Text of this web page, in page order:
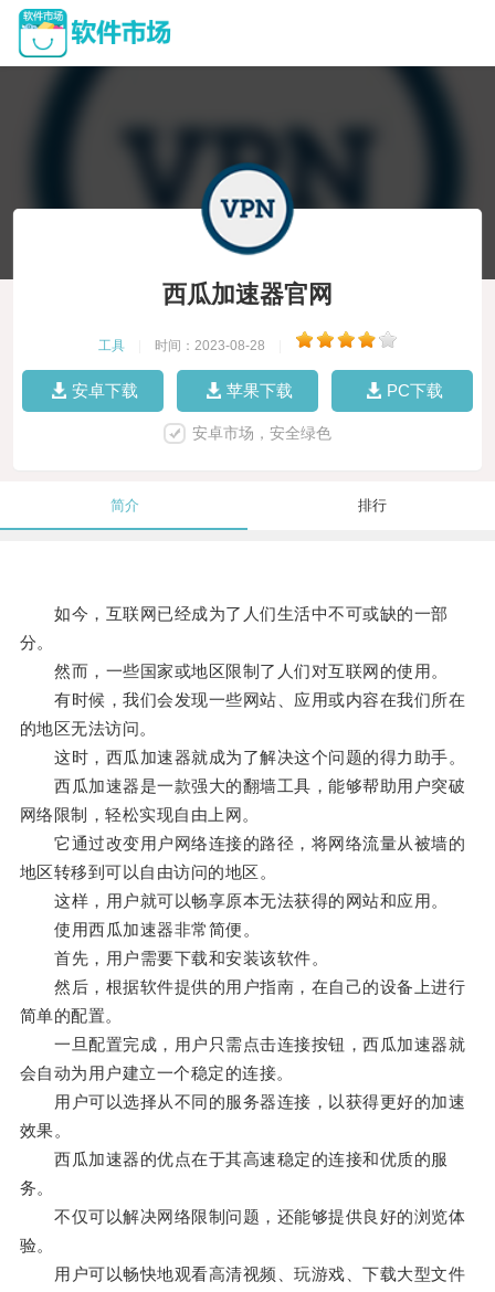
西瓜加速器官网
工具 时间：2023-08-28
安卓下载 苹果下载 PC下载
安卓市场，安全绿色
简介 排行
如今，互联网已经成为了人们生活中不可或缺的一部
分。
然而，一些国家或地区限制了人们对互联网的使用。
有时候，我们会发现一些网站、应用或内容在我们所在
的地区无法访问。
这时，西瓜加速器就成为了解决这个问题的得力助手。
西瓜加速器是一款强大的翻墙工具，能够帮助用户突破
网络限制，轻松实现自由上网。
它通过改变用户网络连接的路径，将网络流量从被墙的
地区转移到可以自由访问的地区。
这样，用户就可以畅享原本无法获得的网站和应用。
使用西瓜加速器非常简便。
首先，用户需要下载和安装该软件。
然后，根据软件提供的用户指南，在自己的设备上进行
简单的配置。
一旦配置完成，用户只需点击连接按钮，西瓜加速器就
会自动为用户建立一个稳定的连接。
用户可以选择从不同的服务器连接，以获得更好的加速
效果。
西瓜加速器的优点在于其高速稳定的连接和优质的服
务。
不仅可以解决网络限制问题，还能够提供良好的浏览体
验。
用户可以畅快地观看高清视频、玩游戏、下载大型文件